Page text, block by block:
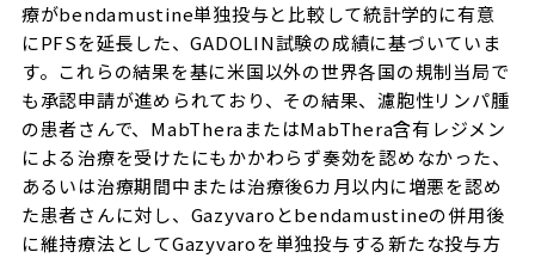
療がbendamustine単独投与と比較して統計学的に有意
にPFSを延長した、GADOLIN試験の成績に基づいていま
す。これらの結果を基に米国以外の世界各国の規制当局で
も承認申請が進められており、その結果、濾胞性リンパ腫
の患者さんで、MabTheraまたはMabThera含有レジメン
による治療を受けたにもかかわらず奏効を認めなかった、
あるいは治療期間中または治療後6カ月以内に増悪を認め
た患者さんに対し、Gazyvaroとbendamustineの併用後
に維持療法としてGazyvaroを単独投与する新たな投与方